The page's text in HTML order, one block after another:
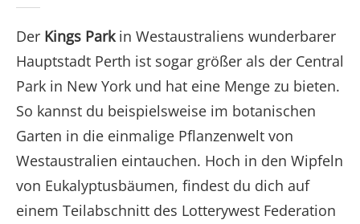
Der Kings Parkin Westaustraliens wunderbarer
Hauptstadt Perth ist sogar größer als der Central
Park in New York und hat eine Menge zu bieten.
So kannst du beispielsweise im botanischen
Garten in die einmalige Pflanzenwelt von
Westaustralien eintauchen. Hoch in den Wipfeln
von Eukalyptusbäumen, findest du dich auf
einem Teilabschnitt des Lotterywest Federation